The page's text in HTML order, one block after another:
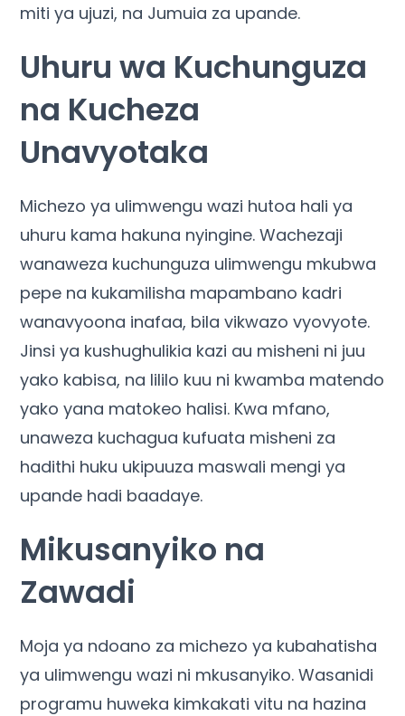
miti ya ujuzi, na Jumuia za upande.
Uhuru wa Kuchunguza
na Kucheza
Unavyotaka
Michezo ya ulimwengu wazi hutoa hali ya
uhuru kama hakuna nyingine. Wachezaji
wanaweza kuchunguza ulimwengu mkubwa
pepe na kukamilisha mapambano kadri
wanavyoona inafaa, bila vikwazo vyovyote.
Jinsi ya kushughulikia kazi au misheni ni juu
yako kabisa, na lililo kuu ni kwamba matendo
yako yana matokeo halisi. Kwa mfano,
unaweza kuchagua kufuata misheni za
hadithi huku ukipuuza maswali mengi ya
upande hadi baadaye.
Mikusanyiko na
Zawadi
Moja ya ndoano za michezo ya kubahatisha
ya ulimwengu wazi ni mkusanyiko. Wasanidi
programu huweka kimkakati vitu na hazina